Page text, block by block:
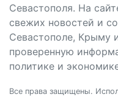
Севастополя. На
свежих новостей и
Севастополе, Крыму
проверенную
политике и
Все права защищены.